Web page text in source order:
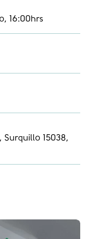
16:00hrs
Surquillo 15038,